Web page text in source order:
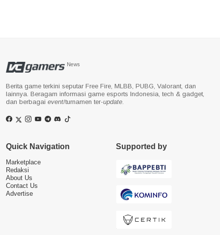
News
Berita game terkini seputar Free Fire, MLBB, PUBG, Valorant, dan
lainnya. Beragam informasi game esports Indonesia, tech & gadget,
dan berbagai event/turnamen ter-update
Quick Navigation
Marketplace
Redaksi
About Us
Contact Us
Advertise
Supported by